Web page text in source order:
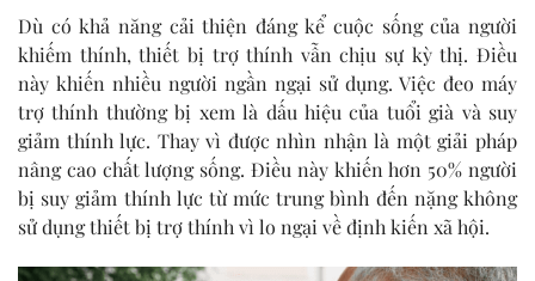
Dù có khả năng cải thiện đáng kể cuộc sống của người
khiếm thính, thiết bị trợ thính vẫn chịu sự kỳ thị. Điều
này khiến nhiều người ngần ngại sử dụng. Việc đeo máy
trợ thính thường bị xem là dấu hiệu của tuổi già và suy
giảm thính lực. Thay vì được nhìn nhận là một giải pháp
nâng cao chất lượng sống. Điều này khiến hơn 50% người
bị suy giảm thính lực từ mức trung bình đến nặng không
sử dụngthiết bị trợ thính vì lo ngại về định kiến xã hội.